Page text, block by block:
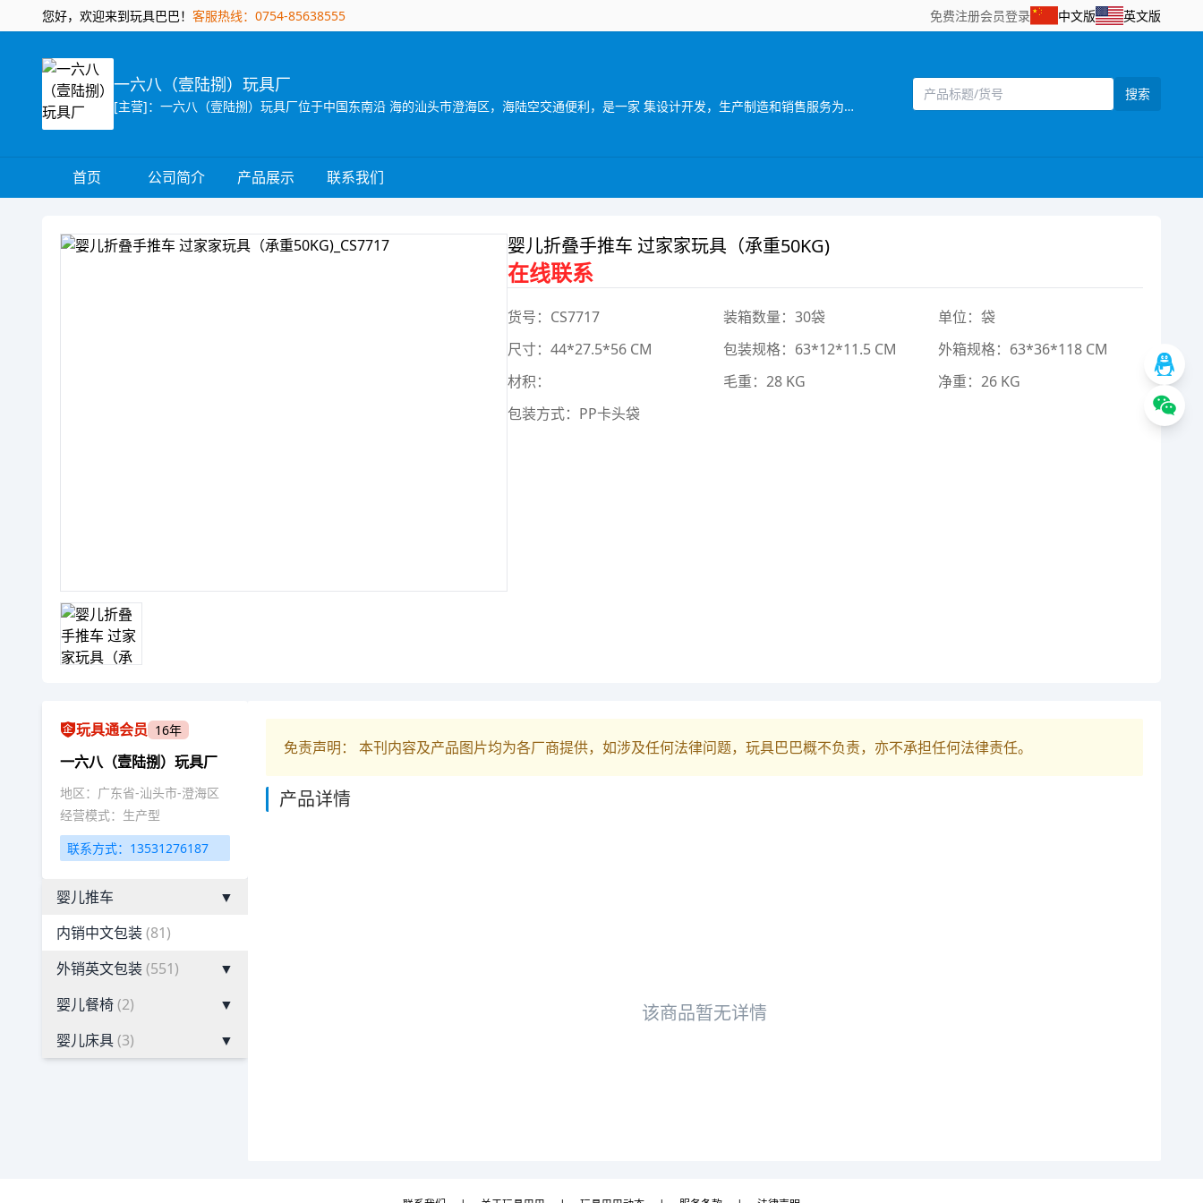
您好，欢迎来到玩具巴巴！ 客服热线：0754-85638555 免费注册会员登录 中文版 英文版
一六八（壹陆捌）玩具厂
[主营]：一六八（壹陆捌）玩具厂位于中国东南沿 海的汕头市澄海区，海陆空交通便利，是一家 集设计开发，生产制造和销售服务为一体的企业。 推推乐是一六八玩具厂旗下的一个推车玩具品牌，目前本厂主要生产婴儿手推车，娃娃公仔，彩虹编织机等儿童玩具产品，推推乐手推车玩具拥有专业的设计人员，所有开发的产品，款式新颖，结构合理，安全美观，适合各类消费层购买，所有产品均可符合国家安全检测标准EN71标准，同时推推乐推车还拥有一批强大的销售团队，目前产品销售遍及中国30多个省，直辖市覆盖国内200个城市，并且远销欧洲，南北美洲，东南亚，非洲等国家和地区 推推乐品牌诞生以来得到了广大客户和消费者的支持和认可，作为我们也将一如既往，不断创新，将“经典.环保.安全.时尚”的全新理念融入到体现品牌价值中，推推乐推车专做中国好玩具。
搜索
首页 公司简介 产品展示 联系我们
婴儿折叠手推车 过家家玩具（承重50KG)
在线联系
货号：CS7717 装箱数量：30袋
单位：袋
尺寸：44*27.5*56 CM
包装规格：63*12*11.5 CM
外箱规格：63*36*118 CM
材积：
毛重：28 KG
净重：26 KG
包装方式：PP卡头袋
玩具通会员 16年
一六八（壹陆捌）玩具厂
地区：广东省-汕头市-澄海区
经营模式：生产型
联系方式：13531276187
婴儿推车
▼
内销中文包装(81)
外销英文包装(551)
▼
婴儿餐椅(2)
▼
婴儿床具(3) ▼
免责声明： 本刊内容及产品图片均为各厂商提供，如涉及任何法律问题，玩具巴巴概不负责，亦不承担任何法律责任。
产品详情
该商品暂无详情